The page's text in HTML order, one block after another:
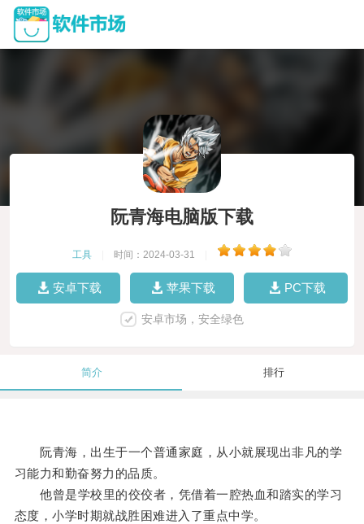
阮青海电脑版下载
工具 时间：2024-03-31
安卓下载 苹果下载 PC下载
安卓市场，安全绿色
简介 排行
阮青海，出生于一个普通家庭，从小就展现出非凡的学
习能力和勤奋努力的品质。
他曾是学校里的佼佼者，凭借着一腔热血和踏实的学习
态度，小学时期就战胜困难进入了重点中学。